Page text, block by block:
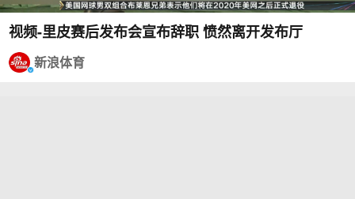
视频-里皮赛后发布会宣布辞职 愤然离开发布厅
新浪体育